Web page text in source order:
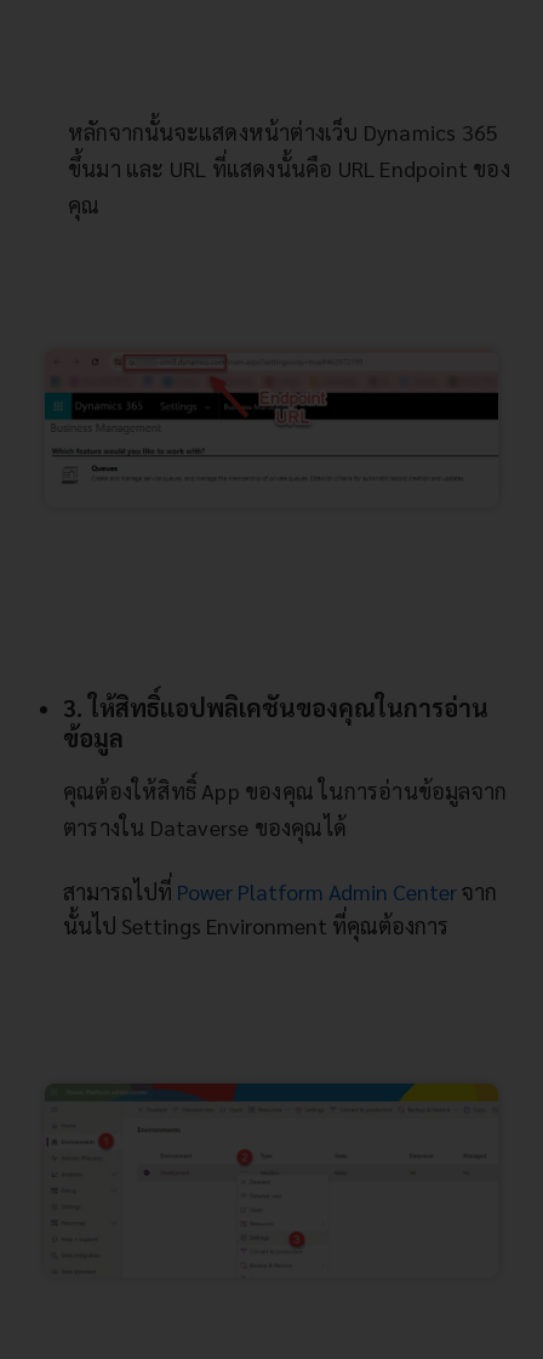
หลักจากนั้นจะแสดงหน้าต่างเว็บ Dynamics 365
ขึ้นมา และ URL ที่แสดงนั้นคือ URL Endpoint ของ
คุณ
3. ให้สิทธิ์แอปพลิเคชันของคุณในการอ่าน
ข้อมูล
คุณต้องให้สิทธิ์ App ของคุณ ในการอ่านข้อมูลจาก
ตารางใน Dataverse ของคุณได้
สามารถไปที่ Power Platform Admin Centerจาก
นั้นไป Settings Environment ที่คุณต้องการ